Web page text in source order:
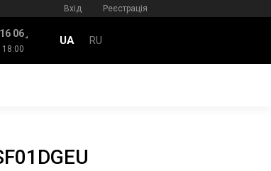
Вхід Реєстрація
06
18:00
UA RU